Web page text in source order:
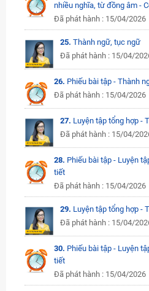
nhiều nghĩa, từ đồng âm -
Đã phát hành : 15/04/2026
25. Thành ngữ, tục ngữ
Đã phát hành : 15/04/
26. Phiếu bài tập - Thành
Đã phát hành : 15/04/2026
27. Luyện tập tổng hợp -
Đã phát hành : 15/04/
28. Phiếu bài tập - Luyện
tiết
Đã phát hành : 15/04/2026
29. Luyện tập tổng hợp -
Đã phát hành : 15/04/
30. Phiếu bài tập - Luyện
tiết
Đã phát hành : 15/04/2026